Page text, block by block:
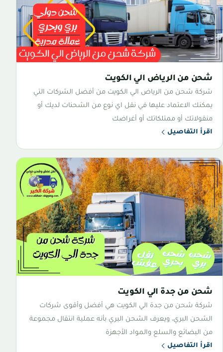
شحن من الرياض الي الكويت
شركة شحن من الرياض الي الكويت من أفضل الشركات التي
يمكنك الاعتماد عليها في نقل اي نوع من الشحنات لديك أو
منقولاتك أو ممتلكاتك أو أغراضك
اقرأ التفاصيل
شحن من جدة الي الكويت
شركة شحن من جدة الي الكويت هي أفضل وأقوى شركات
الشحن البري، ويعرف الشحن البري بأنه عملية انتقال مجموعة
من البضائع والسلع والمواد الأجهزة
اقرأ التفاصيل